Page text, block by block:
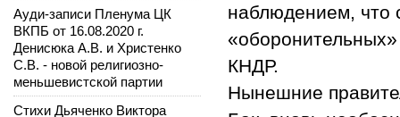
наблюдением, что
КНДР.
Нынешние
Ауди-записи Пленума ЦК
ВКПБ от 16.08.2020 г.
Денисюка А.В. и Христенко
С.В. - новой религиозно-
меньшевистской партии
Стихи Дьяченко Виктора